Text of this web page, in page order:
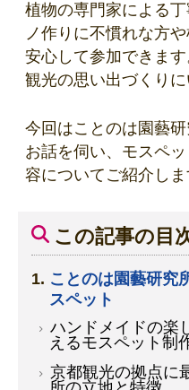
植物の専門家による
ノ作りに不慣れな方
安心して参加できま
観光の思い出づくり
今回はことのは園藝
お話を伺い、モスペ
容についてご紹介しま
この記事の目
ことのは園藝研究
スペット
ハンドメイドの楽
えるモスペット制
京都観光の拠点に